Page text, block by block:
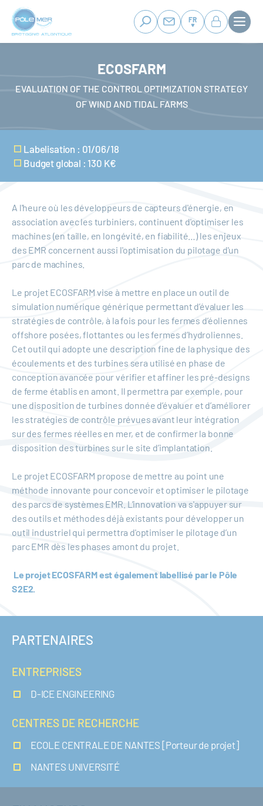
Panneau de gestion des cookies
Aller
contenu
FR
ECOSFARM
EVALUATION OF THE CONTROL OPTIMIZATION STRATEGY
OF WIND AND TIDAL FARMS
Labelisation : 01/06/18
Budget global : 130 K€
A l'heure où les développeurs de capteurs d'énergie, en
association avec les turbiniers, continuent d'optimiser les
machines (en taille, en longévité, en fiabilité…) les enjeux
des EMR concernent aussi l'optimisation du pilotage d'un
parc de machines.
Le projet ECOSFARM vise à mettre en place un outil de
simulation numérique générique permettant d’évaluer les
stratégies de contrôle, à la fois pour les fermes d’éoliennes
offshore posées, flottantes ou les fermes d’hydroliennes.
Cet outil qui adopte une description fine de la physique des
écoulements et des turbines sera utilisé en phase de
conception avancée pour vérifier et affiner les pré-designs
de ferme établis en amont. Il permettra par exemple, pour
une disposition de turbines donnée d’évaluer et d’améliorer
les stratégies de contrôle prévues avant leur intégration
sur des fermes réelles en mer, et de confirmer la bonne
disposition des turbines sur le site d’implantation.
Le projet ECOSFARM propose de mettre au point une
méthode innovante pour concevoir et optimiser le pilotage
des parcs de systèmes EMR. L'innovation va s'appuyer sur
des outils et méthodes déjà existants pour développer un
outil industriel qui permettra d'optimiser le pilotage d’un
parc EMR dès les phases amont du projet.
Le projet ECOSFARM est également labellisé par le Pôle
S2E2.
PARTENAIRES
ENTREPRISES
D-ICE ENGINEERING
CENTRES DE RECHERCHE
ECOLE CENTRALE DE NANTES [Porteur de projet]
NANTES UNIVERSITÉ